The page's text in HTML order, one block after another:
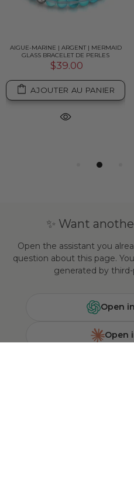
AIGUE-MARINE | ARGENT | MERMAID
GLASS BRACELET DE PERLES
$39.00
AJOUTER AU PANIER
✨ Want
Open the assistant you
question about this page.
generated by
Open
Open